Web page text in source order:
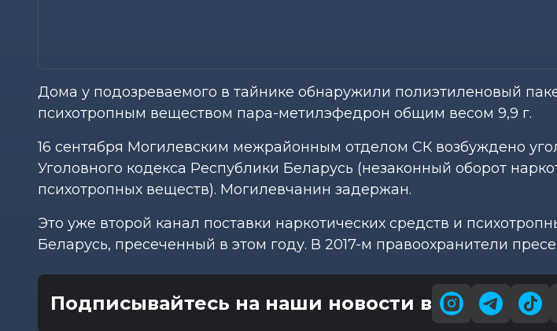
Дома у подозреваемого в тайнике обнаружили полиэтиленовый
психотропным веществом пара-метилэфедрон общим весом 9,9 г.
16 сентября Могилевским межрайонным отделом СК возбуждено
Уголовного кодекса Республики Беларусь (незаконный оборот
психотропных веществ). Могилевчанин задержан.
Это уже второй канал поставки наркотических средств и
Беларусь, пресеченный в этом году. В 2017-м правоохранители
Подписывайтесь на наши новости в